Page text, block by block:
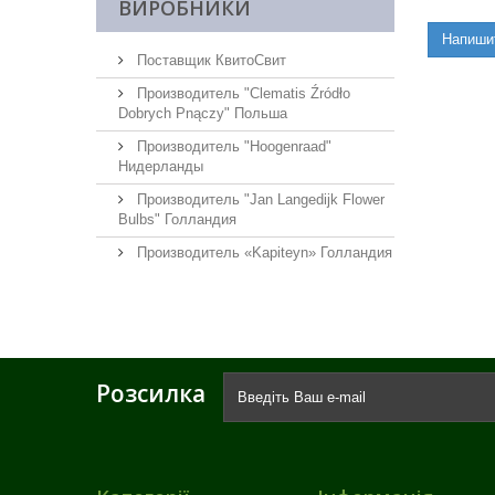
ВИРОБНИКИ
Поставщик КвитоСвит
Производитель "Clematis Źródło
Dobrych Pnączy" Польша
Производитель "Hoogenraad"
Нидерланды
Производитель "Jan Langedijk Flower
Bulbs" Голландия
Производитель «Kapiteyn» Голландия
Розсилка